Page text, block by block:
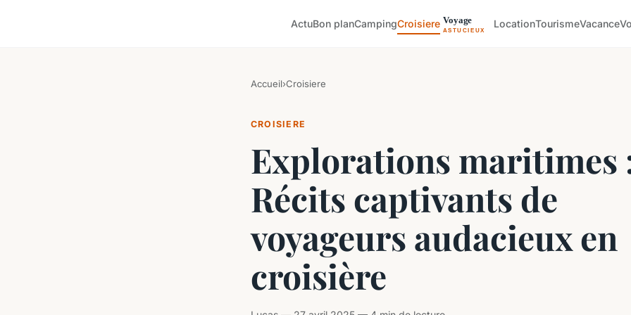
ActuBon planCampingCroisiere LocationTourismeVacance
Accueil›Croisiere
CROISIERE
Explorations maritimes
Récits captivants de
voyageurs audacieux en
croisière